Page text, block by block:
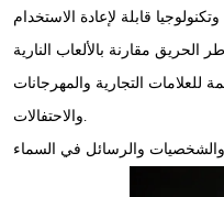
التجارية والمهرجانات
والاحتفالات.